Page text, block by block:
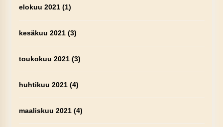
elokuu 2021(1)
kesäkuu 2021(3)
toukokuu 2021(3)
huhtikuu 2021(4)
maaliskuu 2021(4)